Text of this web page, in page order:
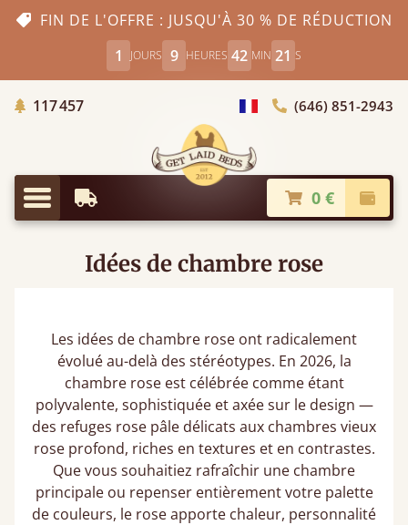
FIN DE L'OFFRE : JUSQU'À 30 % DE RÉDUCTION
1
JOURS 9 HEURES 42 MIN 21 S
117 457Arbres Plantés
Choisir le pays(646) 851-2943
Menu
Livraison à partir de 0 €
Idées de chambre rose
Les idées de chambre rose ont radicalement
évolué au-delà des stéréotypes. En 2026, la
chambre rose est célébrée comme étant
polyvalente, sophistiquée et axée sur le design —
des refuges rose pâle délicats aux chambres vieux
rose profond, riches en textures et en contrastes.
Que vous souhaitiez rafraîchir une chambre
principale ou repenser entièrement votre palette
de couleurs, le rose apporte chaleur, personnalité